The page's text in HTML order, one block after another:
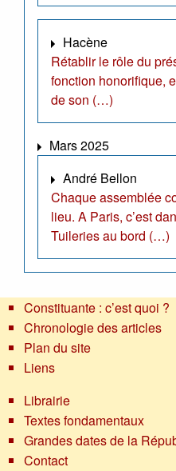
Hacène
Rétablir le rôle du
fonction honorifique,
de son (…)
Mars 2025
André Bellon
Chaque assemblée
lieu. A Paris, c’est
Tuileries au bord (…)
Constituante : c’est quoi ?
Chronologie des articles
Plan du site
Liens
Librairie
Textes fondamentaux
Grandes dates de la
Contact